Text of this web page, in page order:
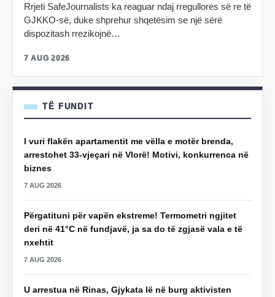
Rrjeti SafeJournalists ka reaguar ndaj rregullores së re të
GJKKO-së, duke shprehur shqetësim se një sërë
dispozitash rrezikojnë…
7 AUG 2026
TË FUNDIT
I vuri flakën apartamentit me vëlla e motër brenda,
arrestohet 33-vjeçari në Vlorë! Motivi, konkurrenca në
biznes
7 AUG 2026
Përgatituni për vapën ekstreme! Termometri ngjitet
deri në 41°C në fundjavë, ja sa do të zgjasë vala e të
nxehtit
7 AUG 2026
U arrestua në Rinas, Gjykata lë në burg aktivisten